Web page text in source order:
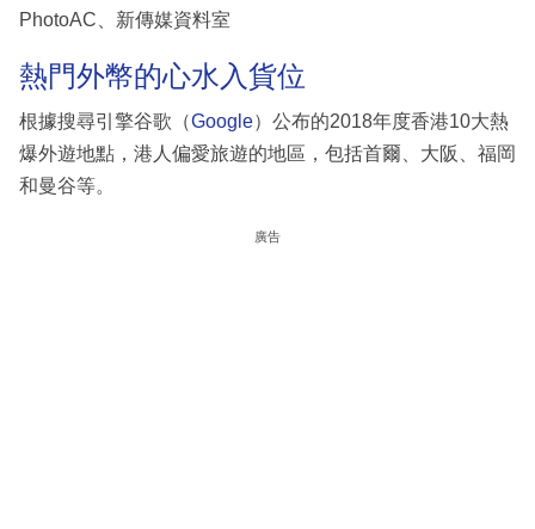
PhotoAC、新傳媒資料室
熱門外幣的心水入貨位
根據搜尋引擎谷歌（Google）公布的2018年度香港10大熱
爆外遊地點，港人偏愛旅遊的地區，包括首爾、大阪、福岡
和曼谷等。
廣告